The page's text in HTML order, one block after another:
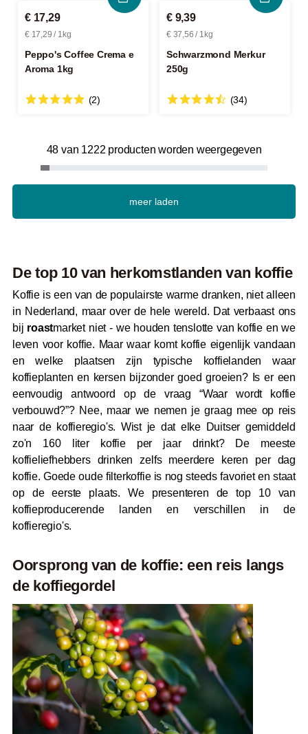
€ 17,29
€ 17,29 / 1kg
Peppo's Coffee Crema e
Aroma 1kg
(2)
€ 9,39
€ 37,56 / 1kg
Schwarzmond Merkur
250g
(34)
48 van 1222 producten worden weergegeven
meer laden
De top 10 van herkomstlanden van koffie
Koffie is een van de populairste warme dranken, niet alleen
in Nederland, maar over de hele wereld. Dat verbaast ons
bij roastmarket niet - we houden tenslotte van koffie en we
leven voor koffie. Maar waar komt koffie eigenlijk vandaan
en welke plaatsen zijn typische koffielanden waar
koffieplanten en kersen bijzonder goed groeien? Is er een
eenvoudig antwoord op de vraag “Waar wordt koffie
verbouwd?”? Nee, maar we nemen je graag mee op reis
naar de koffieregio's. Wist je dat elke Duitser gemiddeld
zo'n 160 liter koffie per jaar drinkt? De meeste
koffieliefhebbers drinken zelfs meerdere keren per dag
koffie. Goede oude filterkoffie is nog steeds favoriet en staat
op de eerste plaats. We presenteren de top 10 van
koffieproducerende landen en verschillen in de
koffieregio's.
Oorsprong van de koffie: een reis langs
de koffiegordel